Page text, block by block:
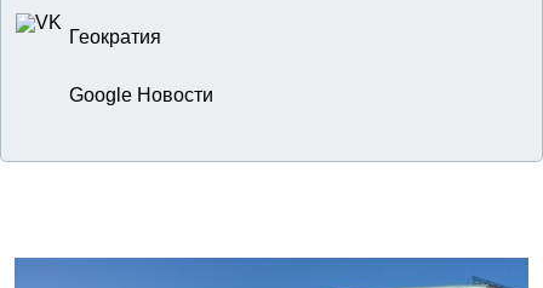
Геократия
Google Новости